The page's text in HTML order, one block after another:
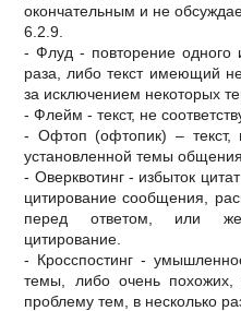
окончательным и не
6.2.9.
- Флуд - повторение одного
раза, либо текст имеющий
за исключением некоторых
- Флейм - текст, не
- Офтоп (офтопик) – текст,
установленной темы общения.
- Оверквотинг - избыток
цитирование сообщения,
перед ответом, или же
цитирование.
- Кросспостинг -
темы, либо очень
проблему тем, в несколько